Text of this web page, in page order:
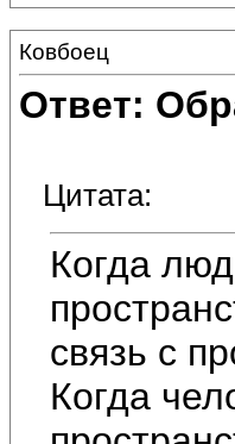
Ковбоец
Ответ:
Цитата:
Когда
связь с
Когда